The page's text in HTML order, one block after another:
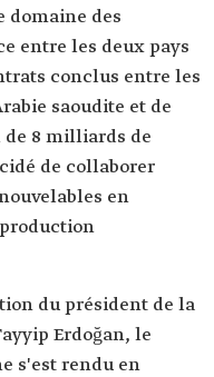
domaine des
entre les deux pays
conclus entre les
saoudite et de
8 milliards de
de collaborer
en
du président de la
Erdoğan, le
s'est rendu en